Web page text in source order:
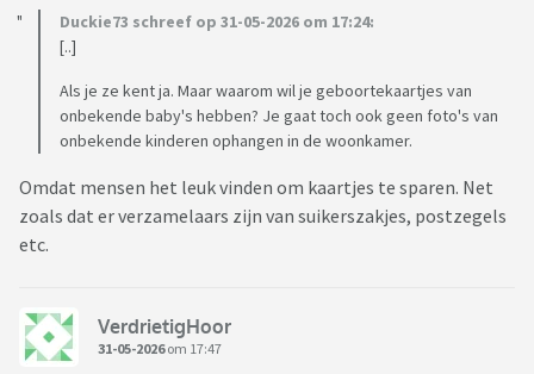
Duckie73 schreef op 31-05-2026 om 17:24:
[..]
Als je ze kent ja. Maar waarom wil je geboortekaartjes van
onbekende baby's hebben? Je gaat toch ook geen foto's van
onbekende kinderen ophangen in de woonkamer.
Omdat mensen het leuk vinden om kaartjes te sparen. Net
zoals dat er verzamelaars zijn van suikerszakjes, postzegels
etc.
VerdrietigHoor
31-05-2026om 17:47